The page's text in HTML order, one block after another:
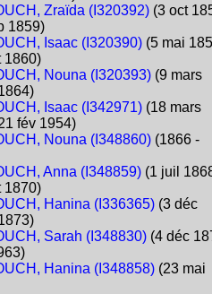
Zraïda (I320392)(3 oct
1859)
Isaac (I320390)(5 mai
1860)
Nouna (I320393)(9 mars
Isaac (I342971)(18 mars
fév 1954)
Nouna (I348860)(1866 -
Anna (I348859)(1 juil
1870)
Hanina (I336365)(3 déc
Sarah (I348830)(4 déc
Hanina (I348858)(23 mai